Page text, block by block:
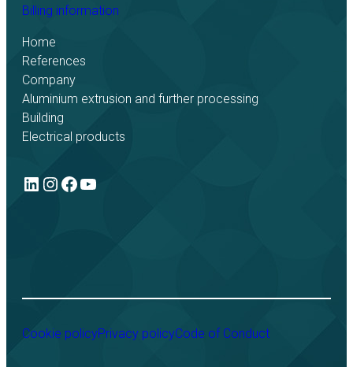
Billing information
Home
References
Company
Aluminium extrusion and further processing
Building
Electrical products
LinkedIn
Instagram
Facebook
YouTube
Cookie policyPrivacy policyCode of Conduct